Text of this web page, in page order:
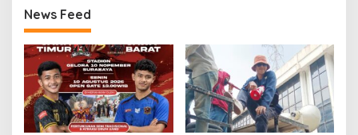
News Feed